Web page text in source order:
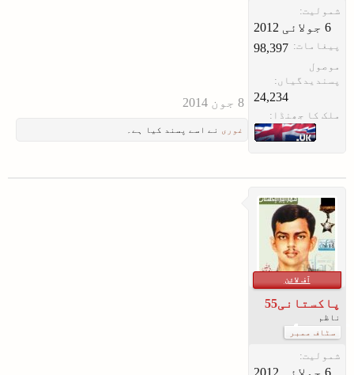
شمولیت:
پیغامات: 98,397
موصول
پسندیدگیاں:
24,234
ملک کا جھنڈا:
غوری نے اسے پسند کیا ہے۔
آف لائن
پاکستانی55
ناظم
سٹاف ممبر
شمولیت: